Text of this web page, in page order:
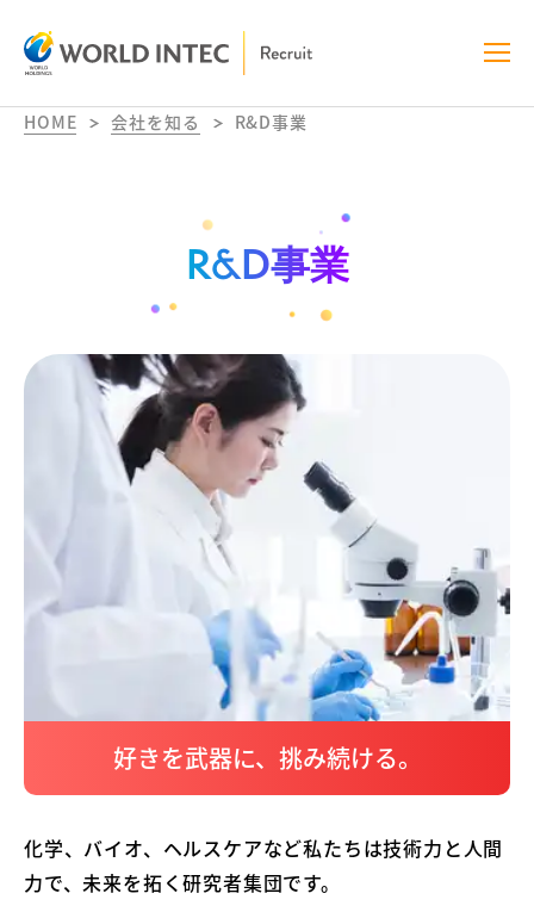
HOME 会社を知る R&D事業
R&D事業
好きを武器に、挑み続ける。
化学、バイオ、ヘルスケアなど私たちは技術力と人間
力で、未来を拓く研究者集団です。